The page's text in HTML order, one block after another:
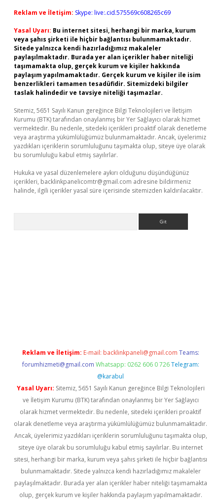
Reklam ve İletişim: Skype: live:.cid.575569c608265c69
Yasal Uyarı: Bu internet sitesi, herhangi bir marka, kurum
veya şahıs şirketi ile hiçbir bağlantısı bulunmamaktadır.
Sitede yalnızca kendi hazırladığımız makaleler
paylaşılmaktadır. Burada yer alan içerikler haber niteliği
taşımamakta olup, gerçek kurum ve kişiler hakkında
paylaşım yapılmamaktadır. Gerçek kurum ve kişiler ile isim
benzerlikleri tamamen tesadüfidir. Sitemizdeki bilgiler
taslak halindedir ve tavsiye niteliği taşımazlar.
Sitemiz, 5651 Sayılı Kanun gereğince Bilgi Teknolojileri ve İletişim
Kurumu (BTK) tarafından onaylanmış bir Yer Sağlayıcı olarak hizmet
vermektedir. Bu nedenle, sitedeki içerikleri proaktif olarak denetleme
veya araştırma yükümlülüğümüz bulunmamaktadır. Ancak, üyelerimiz
yazdıkları içeriklerin sorumluluğunu taşımakta olup, siteye üye olarak
bu sorumluluğu kabul etmiş sayılırlar.
Hukuka ve yasal düzenlemelere aykırı olduğunu düşündüğünüz
içerikleri, backlinkpanelicomtr@gmail.com adresine bildirmeniz
halinde, ilgili içerikler yasal süre içerisinde sitemizden kaldırılacaktır.
Reklam ve İletişim: E-mail: backlinkpaneli@gmail.com Teams:
forumhizmeti@gmail.com Whatsapp: 0262 606 0 726 Telegram:
@karabul
Yasal Uyarı: Sitemiz, 5651 Sayılı Kanun gereğince Bilgi Teknolojileri
ve İletişim Kurumu (BTK) tarafından onaylanmış bir Yer Sağlayıcı
olarak hizmet vermektedir. Bu nedenle, sitedeki içerikleri proaktif
olarak denetleme veya araştırma yükümlülüğümüz bulunmamaktadır.
Ancak, üyelerimiz yazdıkları içeriklerin sorumluluğunu taşımakta olup,
siteye üye olarak bu sorumluluğu kabul etmiş sayılırlar. Bu internet
sitesi, herhangi bir marka, kurum veya şahıs şirketi ile hiçbir bağlantısı
bulunmamaktadır. Sitede yalnızca kendi hazırladığımız makaleler
paylaşılmaktadır. Burada yer alan içerikler haber niteliği taşımamakta
olup, gerçek kurum ve kişiler hakkında paylaşım yapılmamaktadır.